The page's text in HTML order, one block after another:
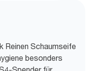
Reinen Schaumseife
besonders